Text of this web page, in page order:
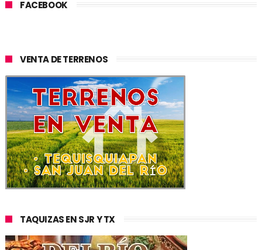
FACEBOOK
VENTA DE TERRENOS
TAQUIZAS EN SJR Y TX